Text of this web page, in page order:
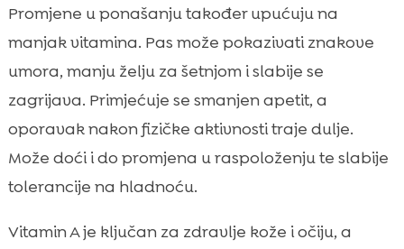
Promjene u ponašanju također upućuju na
manjak vitamina. Pas može pokazivati znakove
umora, manju želju za šetnjom i slabije se
zagrijava. Primjećuje se smanjen apetit, a
oporavak nakon fizičke aktivnosti traje dulje.
Može doći i do promjena u raspoloženju te slabije
tolerancije na hladnoću.
Vitamin A je ključan za zdravlje kože i očiju, a